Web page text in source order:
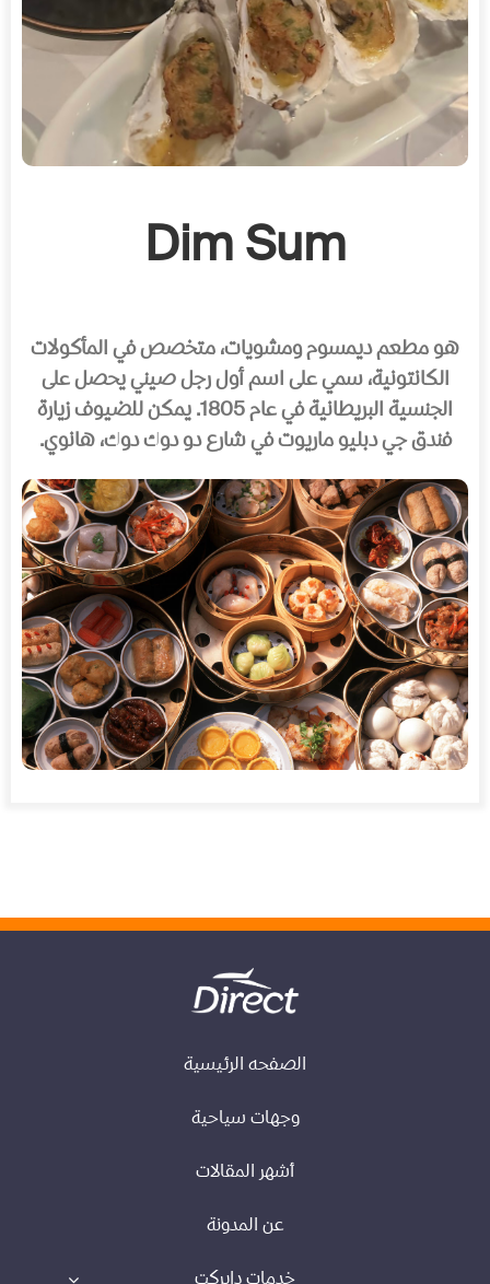
Dim Sum
هو مطعم ديمسوم ومشويات، متخصص في المأكولات
الكانتونية، سمي على اسم أول رجل صيني يحصل على
الجنسية البريطانية في عام 1805. يمكن للضيوف زيارة
فندق جي دبليو ماريوت في شارع دو دوك دوك، هانوي.
الصفحه الرئيسية
وجهات سياحية
أشهر المقالات
عن المدونة